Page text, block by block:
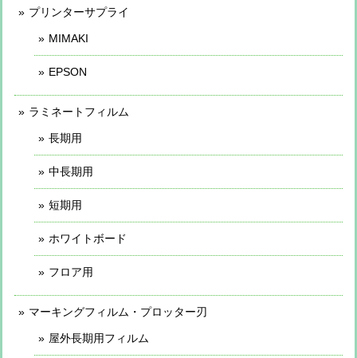
プリンターサプライ
MIMAKI
EPSON
ラミネートフィルム
長期用
中長期用
短期用
ホワイトボード
フロア用
マーキングフィルム・プロッター刃
屋外長期用フィルム